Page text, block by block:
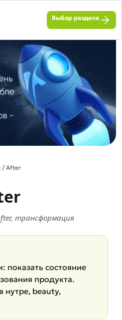
Выбор раздела
/ After
трансформация
показать состояние
продукта.
нутре, beauty,